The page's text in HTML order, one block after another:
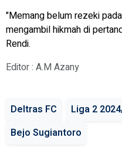
"Memang belum rezeki
mengambil hikmah di
Rendi.
Editor : A.M Azany
Deltras FC Liga 2
Bejo Sugiantoro